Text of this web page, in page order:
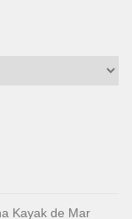
Kayak de Mar